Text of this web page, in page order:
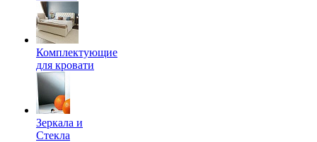
Комплектующие
для кровати
Зеркала и
Стекла